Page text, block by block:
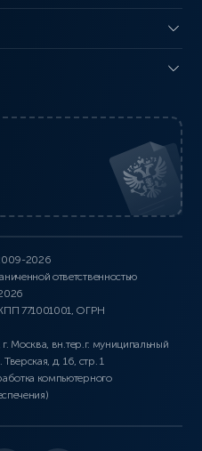
2026
ответственностью
771001001, ОГРН
Москва, вн.тер.г. муниципальный
д. 16, стр. 1
компьютерного